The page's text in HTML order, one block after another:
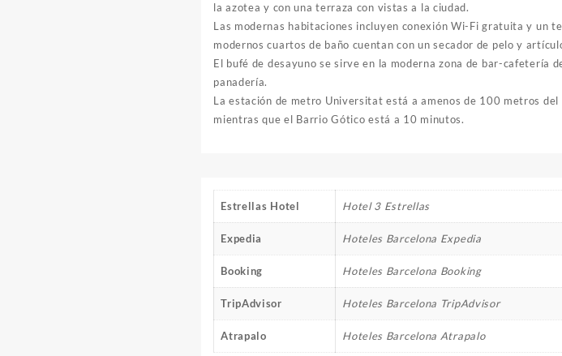
la azotea y con una terraza con vistas a la ciudad.
Las modernas habitaciones incluyen conexión Wi-Fi gratuita y un
modernos cuartos de baño cuentan con un secador de pelo y
El bufé de desayuno se sirve en la moderna zona de bar-cafetería
panadería.
La estación de metro Universitat está a amenos de 100 metros
mientras que el Barrio Gótico está a 10 minutos.
Estrellas Hotel Hotel 3 Estrellas
Expedia Hoteles Barcelona Expedia
Booking Hoteles Barcelona Booking
TripAdvisor Hoteles Barcelona TripAdvisor
Atrapalo Hoteles Barcelona Atrapalo